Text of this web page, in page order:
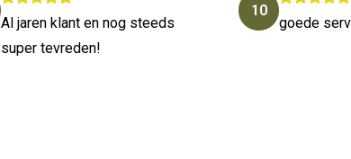
Al jaren klant en nog steeds
super tevreden!
10
goede